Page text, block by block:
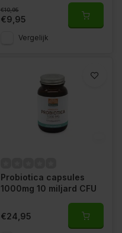
€10,95
€9,95
Vergelijk
Probiotica capsules
1000mg 10 miljard CFU
€24,95